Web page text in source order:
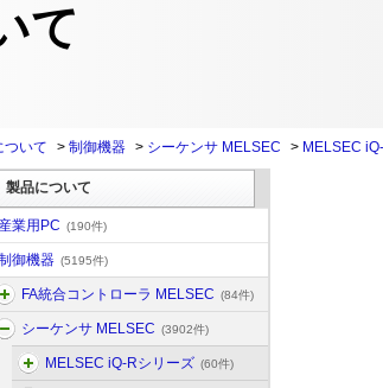
て
ついて > 制御機器 > シーケンサ MELSEC > MELSEC
製品について
産業用PC (190件)
御機器 (5195件)
FA統合コントローラ MELSEC (84件)
シーケンサ MELSEC (3902件)
MELSEC iQ-Rシリーズ (60件)